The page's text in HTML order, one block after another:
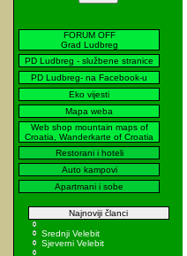
FORUM OFF
Grad Ludbreg
PD Ludbreg - službene stranice
PD Ludbreg- na Facebook-u
Eko vijesti
Mapa weba
Web shop mountain maps of
Croatia, Wanderkarte of Croatia
Restorani i hoteli
Auto kampovi
Apartmani i sobe
Najnoviji članci
Srednji Velebit
Sjeverni Velebit